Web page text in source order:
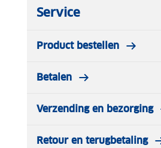
Service
Product bestellen
Betalen
Verzending en bezorging
Retour en terugbetaling